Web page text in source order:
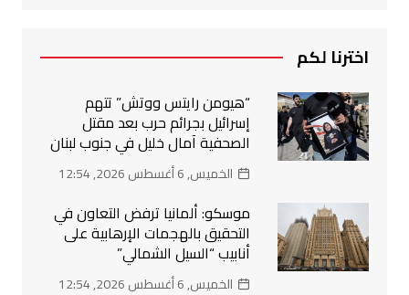
اخترنا لكم
“هيومن رايتس ووتش” تتهم
إسرائيل بجرائم حرب بعد مقتل
الصحفية آمال خليل في جنوب لبنان
الخميس, 6 أغسطس 2026, 12:54
موسكو: ألمانيا ترفض التعاون في
التحقيق بالهجمات الإرهابية على
أنابيب “السيل الشمالي”
الخميس, 6 أغسطس 2026, 12:54